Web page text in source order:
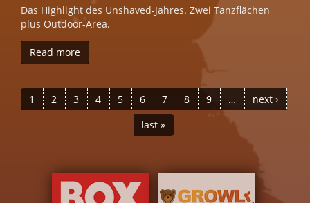
Das Highlight des Unshaved-Jahres. Zwei Tanzflächen
plus Outdoor-Area.
Read more about Unshaved - Easter Edition 2018
PAGES
1 2 3 4 5 6 7 8 9 …
next ›
last »